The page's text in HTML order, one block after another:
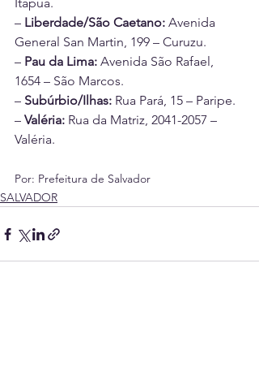
Itapuã.
– Liberdade/São Caetano: Avenida
General San Martin, 199 – Curuzu.
– Pau da Lima: Avenida São Rafael,
1654 – São Marcos.
– Subúrbio/Ilhas: Rua Pará, 15 – Paripe.
– Valéria: Rua da Matriz, 2041-2057 –
Valéria.
Por: Prefeitura de Salvador
SALVADOR